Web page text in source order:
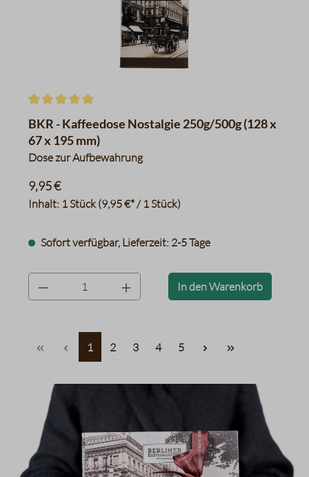
Durchschnittliche Bewertung von 5 von 5 Sternen
BKR - Kaffeedose Nostalgie 250g/500g (128 x
67 x 195 mm)
Dose zur Aufbewahrung
Inhalt: 1 Stück(9,95 €* / 1 Stück)
9,95 €
Sofort verfügbar, Lieferzeit: 2-5 Tage
product.quantityLabel In den Warenkorb
Seite
1 Seite
2 Seite
3 Seite
4 Seite
5